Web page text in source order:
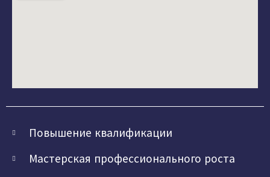
Повышение квалификации
Мастерская профессионального роста